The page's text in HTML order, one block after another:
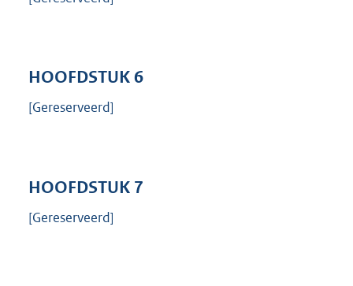
HOOFDSTUK6
[Gereserveerd]
HOOFDSTUK 7
[Gereserveerd]